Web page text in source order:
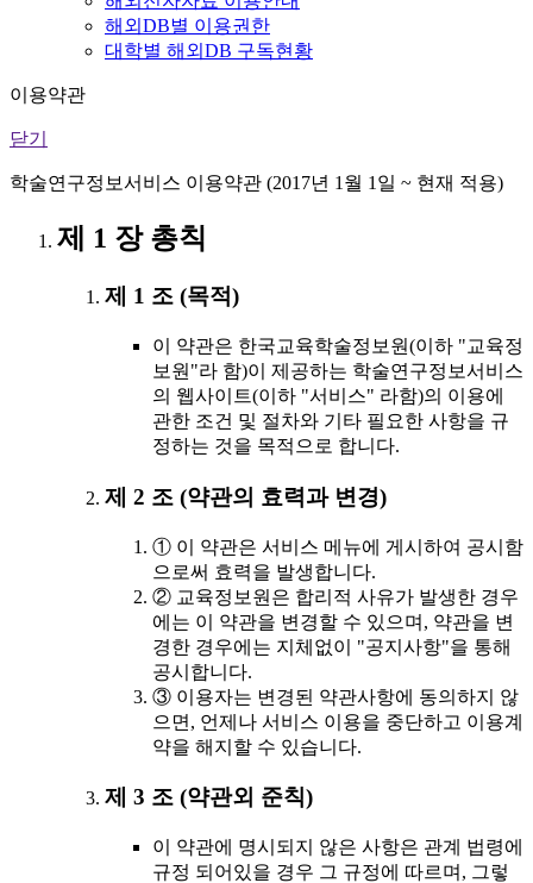
해외DB별 이용권한
대학별 해외DB 구독현황
이용약관
닫기
학술연구정보서비스 이용약관 (2017년 1월 1일 ~ 현재 적용)
제 1 장 총칙
제 1 조 (목적)
이 약관은 한국교육학술정보원(이하 "교육정
보원"라 함)이 제공하는 학술연구정보서비스
의 웹사이트(이하 "서비스" 라함)의 이용에
관한 조건 및 절차와 기타 필요한 사항을 규
정하는 것을 목적으로 합니다.
제 2 조 (약관의 효력과 변경)
① 이 약관은 서비스 메뉴에 게시하여 공시함
으로써 효력을 발생합니다.
② 교육정보원은 합리적 사유가 발생한 경우
에는 이 약관을 변경할 수 있으며, 약관을 변
경한 경우에는 지체없이 "공지사항"을 통해
공시합니다.
③ 이용자는 변경된 약관사항에 동의하지 않
으면, 언제나 서비스 이용을 중단하고 이용계
약을 해지할 수 있습니다.
제 3 조 (약관외 준칙)
이 약관에 명시되지 않은 사항은 관계 법령에
규정 되어있을 경우 그 규정에 따르며, 그렇